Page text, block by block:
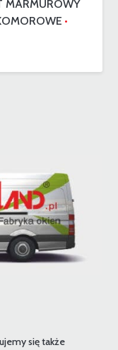
MARMUROWY
•
się także